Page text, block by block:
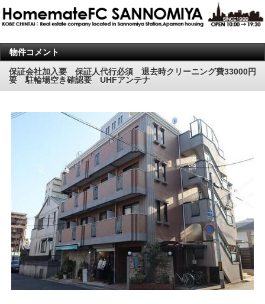
物件コメント
保証会社加入要 保証人代行必須 退去時クリーニング費33000円
要 駐輪場空き確認要 UHFアンテナ